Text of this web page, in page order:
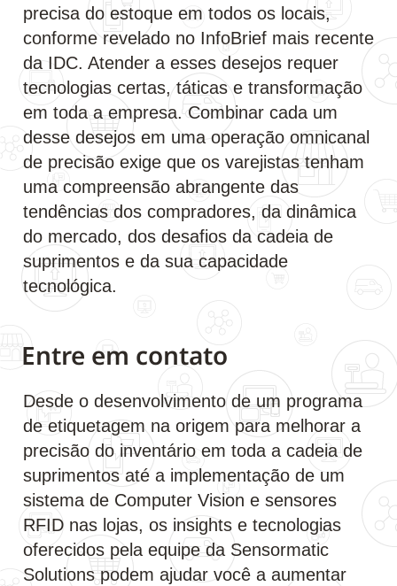
precisa do estoque em todos os locais,
conforme revelado no InfoBrief mais recente
da IDC. Atender a esses desejos requer
tecnologias certas, táticas e transformação
em toda a empresa. Combinar cada um
desse desejos em uma operação omnicanal
de precisão exige que os varejistas tenham
uma compreensão abrangente das
tendências dos compradores, da dinâmica
do mercado, dos desafios da cadeia de
suprimentos e da sua capacidade
tecnológica.
Entre em contato
Desde o desenvolvimento de um programa
de etiquetagem na origem para melhorar a
precisão do inventário em toda a cadeia de
suprimentos até a implementação de um
sistema de Computer Vision e sensores
RFID nas lojas, os insights e tecnologias
oferecidos pela equipe da Sensormatic
Solutions podem ajudar você a aumentar